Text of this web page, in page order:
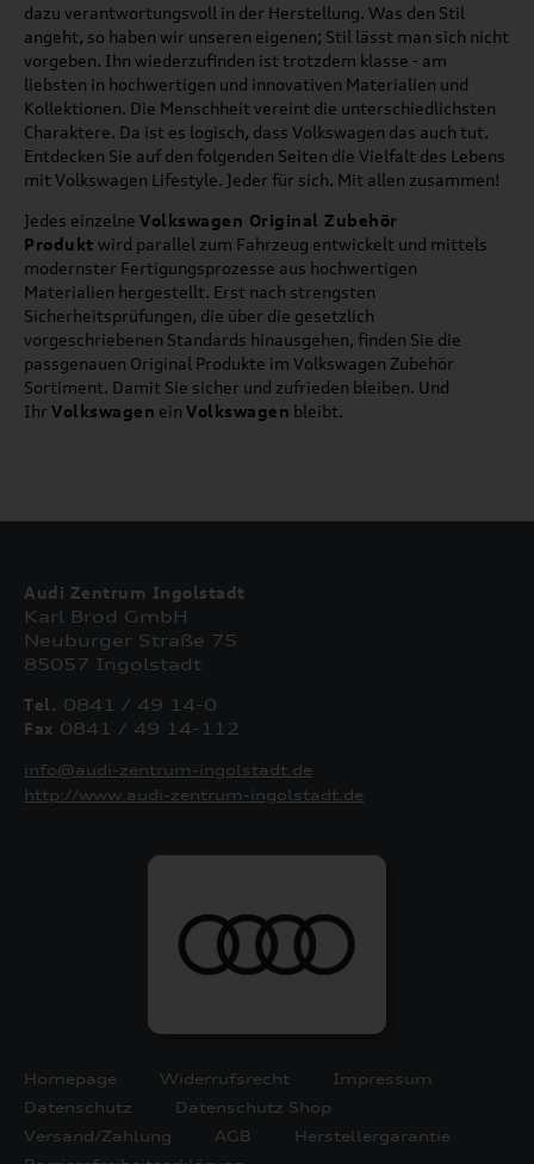
dazu verantwortungsvoll in der Herstellung. Was den Stil
angeht, so haben wir unseren eigenen; Stil lässt man sich nicht
vorgeben. Ihn wiederzufinden ist trotzdem klasse - am
liebsten in hochwertigen und innovativen Materialien und
Kollektionen. Die Menschheit vereint die unterschiedlichsten
Charaktere. Da ist es logisch, dass Volkswagen das auch tut.
Entdecken Sie auf den folgenden Seiten die Vielfalt des Lebens
mit Volkswagen Lifestyle. Jeder für sich. Mit allen zusammen!
Jedes einzelne Volkswagen Original Zubehör
Produkt wird parallel zum Fahrzeug entwickelt und mittels
modernster Fertigungsprozesse aus hochwertigen
Materialien hergestellt. Erst nach strengsten
Sicherheitsprüfungen, die über die gesetzlich
vorgeschriebenen Standards hinausgehen, finden Sie die
passgenauen Original Produkte im Volkswagen Zubehör
Sortiment. Damit Sie sicher und zufrieden bleiben. Und
Ihr Volkswagen ein Volkswagen bleibt.
Audi Zentrum Ingolstadt
Karl Brod GmbH
Neuburger Straße 75
85057 Ingolstadt
Tel. 0841 / 49 14-0
Fax 0841 / 49 14-112
info@audi-zentrum-ingolstadt.de
http://www.audi-zentrum-ingolstadt.de
Homepage Widerrufsrecht
Impressum
Datenschutz
Datenschutz Shop
Versand/Zahlung
AGB
Herstellergarantie